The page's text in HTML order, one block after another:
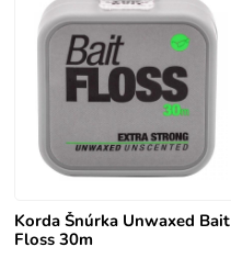
Korda Šnúrka Unwaxed Bait
Floss 30m